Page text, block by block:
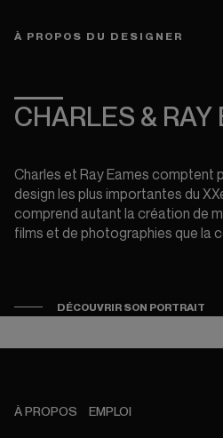
À PROPOS DU DESIGNER
CHARLES & RAY
Charles et Ray Eames comptent
design les plus importantes du
comprend autant la création de
films et de photographies que la
DÉCOUVRIR SON PORTRAIT
À PROPOS EMPLOI